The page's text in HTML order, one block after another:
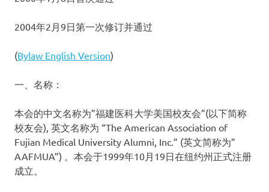
2004年2月9日第一次修订并通过
(Bylaw English Version)
一、名称：
本会的中文名称为”福建医科大学美国校友会”(以下简称
校友会), 英文名称为 “The American Association of
Fujian Medical University Alumni, Inc.” (英文简称为”
AAFMUA”) 。本会于1999年10月19日在纽约州正式注册
成立。